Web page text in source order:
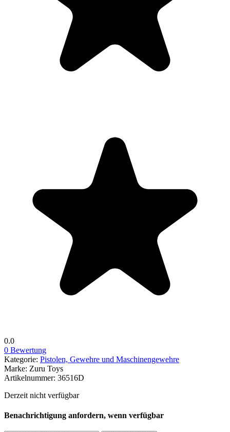
0.0
0 Bewertung
Kategorie: Pistolen, Gewehre und Maschinengewehre
Marke: Zuru Toys
Artikelnummer: 36516D
Derzeit nicht verfügbar
Benachrichtigung anfordern, wenn verfügbar